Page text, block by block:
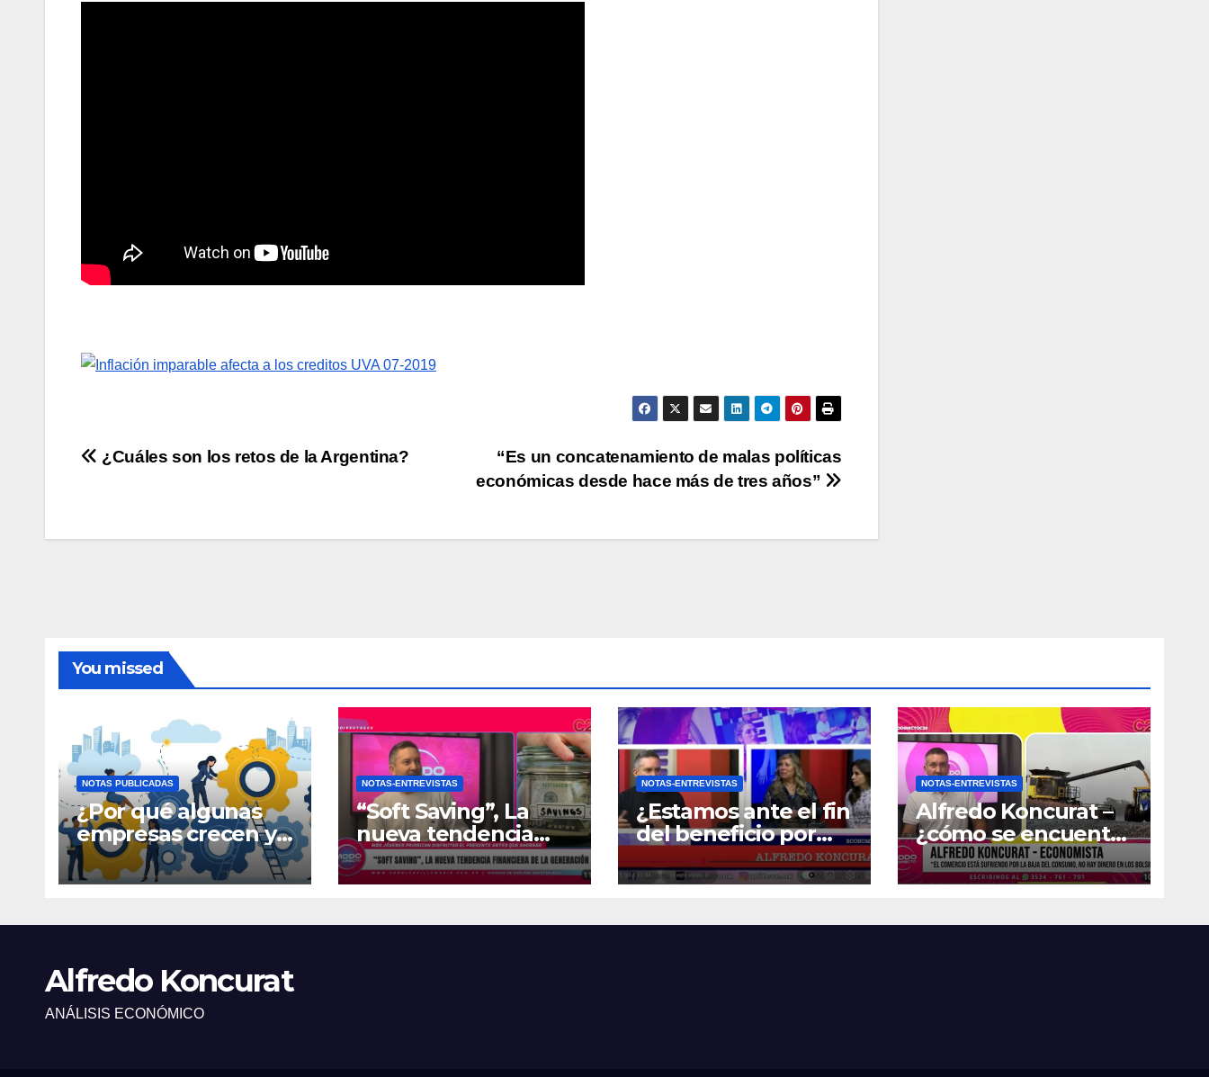
Navegación
entradas
“Es un concatenamiento de malas políticas
económicas desde hace más de tres años”
¿Cuáles son los retos de la Argentina?
You missed
NOTAS PUBLICADAS
¿Por qué algunas
empresas crecen y
otras quedan
atrapadas en el día
NOTAS-ENTREVISTAS
“Soft Saving”, La
nueva tendencia
financiera de la
generación Z
NOTAS-ENTREVISTAS
¿Estamos ante el fin
del beneficio por
Zona Fría?
NOTAS-ENTREVISTAS
Alfredo Koncurat –
¿cómo se encuentra
la actividad
económica del país?
Alfredo Koncurat
ANÁLISIS ECONÓMICO